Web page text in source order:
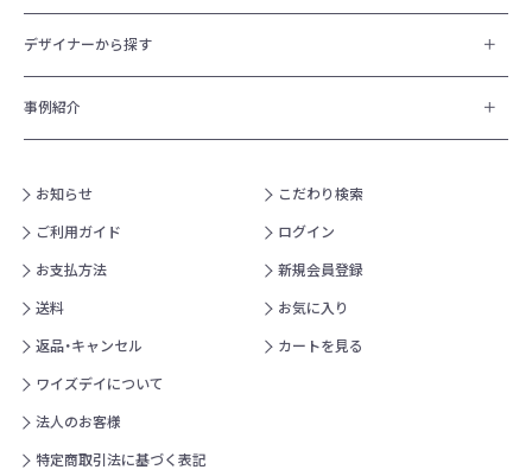
デザイナーから探す
事例紹介
お知らせ
ご利用ガイド
お支払方法
送料
返品・キャンセル
ワイズデイについて
法人のお客様
特定商取引法に基づく表記
こだわり検索
ログイン
新規会員登録
お気に入り
カートを見る